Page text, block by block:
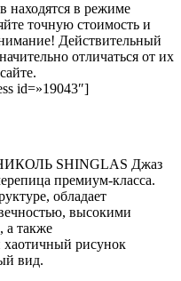
находятся в режиме
точную стоимость и
Действительный
отличаться от их
id=»19043″]
SHINGLAS Джаз
премиум-класса.
обладает
высокими
а также
хаотичный рисунок
вид.